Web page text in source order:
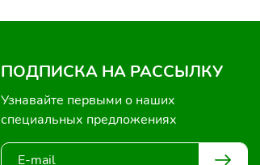
ПОДПИСКА НА РАССЫЛКУ
Узнавайте первыми о наших
специальных предложениях